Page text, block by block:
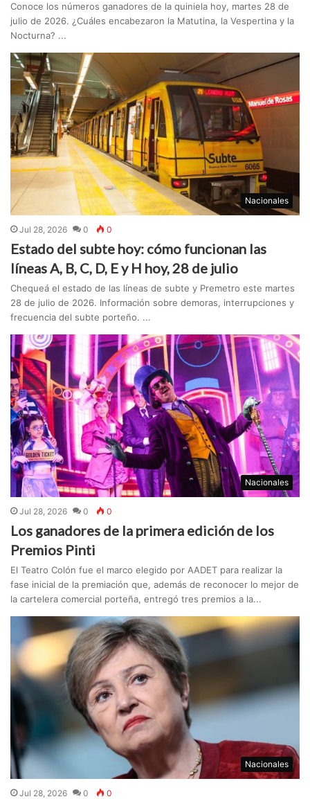
Conoce los números ganadores de la quiniela hoy, martes 28 de
julio de 2026. ¿Cuáles encabezaron la Matutina, la Vespertina y la
Nocturna? ...
Nacionales
Jul 28, 2026 0 0
Estado del subte hoy: cómo funcionan las
líneas A, B, C, D, E y H hoy, 28 de julio
Chequeá el estado de las líneas de subte y Premetro este martes
28 de julio de 2026. Información sobre demoras, interrupciones y
frecuencia del subte porteño. ...
Nacionales
Jul 28, 2026 0 0
Los ganadores de la primera edición de los
Premios Pinti
El Teatro Colón fue el marco elegido por AADET para realizar la
fase inicial de la premiación que, además de reconocer lo mejor de
la cartelera comercial porteña, entregó tres premios a la...
Nacionales
Jul 28, 2026 0 0